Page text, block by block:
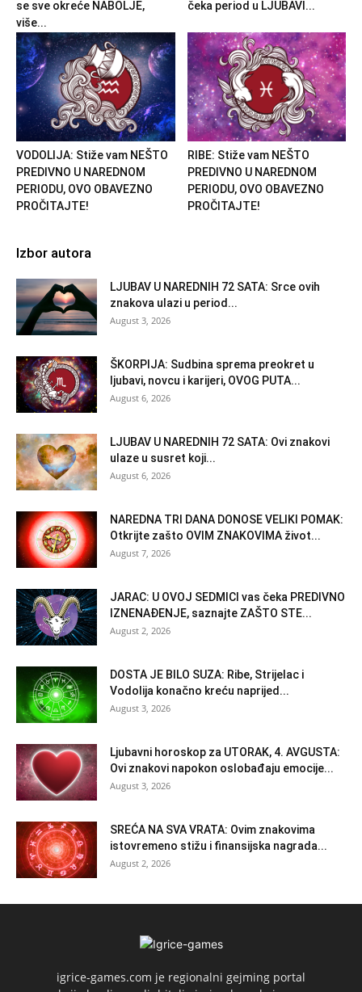
se sve okreće NABOLJE,
više...
čeka period u LJUBAVI...
VODOLIJA: Stiže vam NEŠTO
PREDIVNO U NAREDNOM
PERIODU, OVO OBAVEZNO
PROČITAJTE!
RIBE: Stiže vam NEŠTO
PREDIVNO U NAREDNOM
PERIODU, OVO OBAVEZNO
PROČITAJTE!
Izbor autora
LJUBAV U NAREDNIH 72 SATA: Srce ovih
znakova ulazi u period...
August 3, 2026
ŠKORPIJA: Sudbina sprema preokret u
ljubavi, novcu i karijeri, OVOG PUTA...
August 6, 2026
LJUBAV U NAREDNIH 72 SATA: Ovi znakovi
ulaze u susret koji...
August 6, 2026
NAREDNA TRI DANA DONOSE VELIKI POMAK:
Otkrijte zašto OVIM ZNAKOVIMA život...
August 7, 2026
JARAC: U OVOJ SEDMICI vas čeka PREDIVNO
IZNENAĐENJE, saznajte ZAŠTO STE...
August 2, 2026
DOSTA JE BILO SUZA: Ribe, Strijelac i
Vodolija konačno kreću naprijed...
August 3, 2026
Ljubavni horoskop za UTORAK, 4. AVGUSTA:
Ovi znakovi napokon oslobađaju emocije...
August 3, 2026
SREĆA NA SVA VRATA: Ovim znakovima
istovremeno stižu i finansijska nagrada...
August 2, 2026
igrice-games.com je regionalni gejming portal